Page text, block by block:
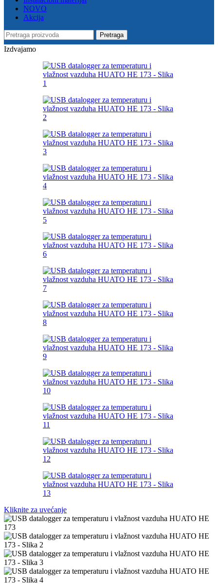
NOVO
Akcija
Pretraga
Izdvajamo
Kliknite za uvećanje